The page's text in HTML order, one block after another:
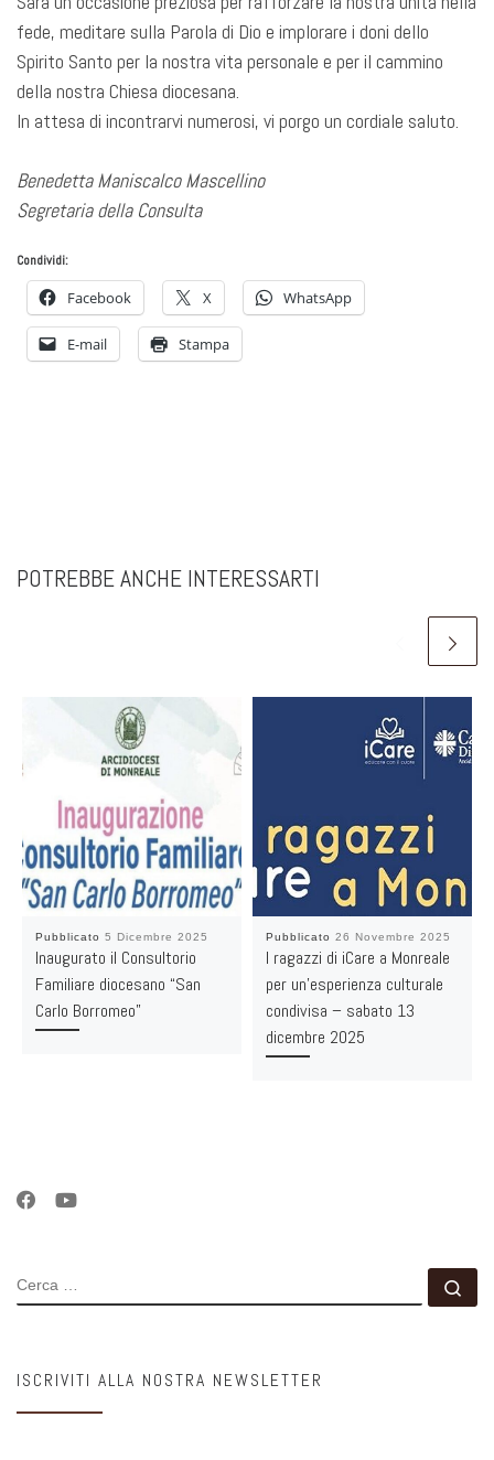
fede, meditare sulla Parola di Dio e implorare i doni dello
Spirito Santo per la nostra vita personale e per il cammino
della nostra Chiesa diocesana.
In attesa di incontrarvi numerosi, vi porgo un cordiale saluto.
Benedetta Maniscalco Mascellino
Segretaria della Consulta
Condividi:
Facebook X WhatsApp
E-mail Stampa
POTREBBE ANCHE INTERESSARTI
Pubblicato 5 Dicembre 2025
Inaugurato il Consultorio
Familiare diocesano “San
Carlo Borromeo”
Pubblicato 26 Novembre 2025
I ragazzi di iCare a Monreale
per un’esperienza culturale
condivisa – sabato 13
dicembre 2025
CERCA
ISCRIVITI ALLA NOSTRA NEWSLETTER